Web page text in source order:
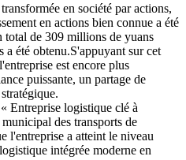
en société par actions,
en actions bien connue a été
total de 309 millions de yuans
a été obtenu.S'appuyant sur cet
est encore plus
puissante, un partage de
Entreprise logistique clé à
des transports de
l'entreprise a atteint le niveau
intégrée moderne en